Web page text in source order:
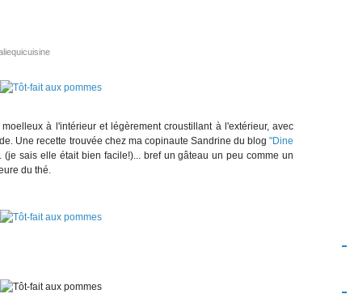
à l'intérieur et légèrement croustillant à l'extérieur, avec
Une recette trouvée chez ma copinaute Sandrine du blog "Dine
(je sais elle était bien facile!)... bref un gâteau un peu comme un
du thé.